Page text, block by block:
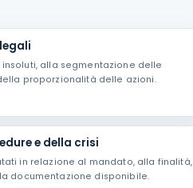
alla segmentazione delle
proporzionalità delle azioni.
e della crisi
in relazione al mandato, alla finalità,
documentazione disponibile.